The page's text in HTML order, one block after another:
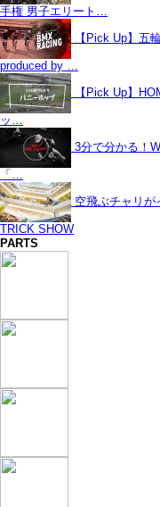
手権 男子エリート…
【Pick Up】五
produced by …
【Pick Up】
ッ…
3分で分かる！
「…
空飛ぶチャリ
TRICK SHOW
PARTS